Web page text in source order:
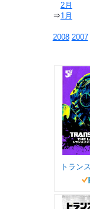
2月
⇒1月
2008 2007